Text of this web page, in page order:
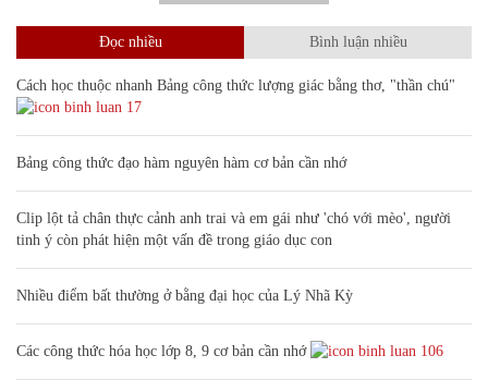
Đọc nhiều Bình luận nhiều
Cách học thuộc nhanh Bảng công thức lượng giác bằng thơ, "thần chú"
17
Bảng công thức đạo hàm nguyên hàm cơ bản cần nhớ
Clip lột tả chân thực cảnh anh trai và em gái như 'chó với mèo', người
tinh ý còn phát hiện một vấn đề trong giáo dục con
Nhiều điểm bất thường ở bằng đại học của Lý Nhã Kỳ
Các công thức hóa học lớp 8, 9 cơ bản cần nhớ 106